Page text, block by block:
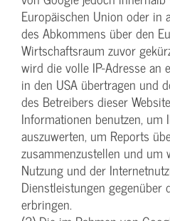
Europäischen Union oder in
des Abkommens über den
Wirtschaftsraum zuvor
wird die volle IP-Adresse an
in den USA übertragen und
des Betreibers dieser
Informationen benutzen, um
auszuwerten, um Reports
zusammenzustellen und um
Nutzung und der
Dienstleistungen gegenüber
erbringen.